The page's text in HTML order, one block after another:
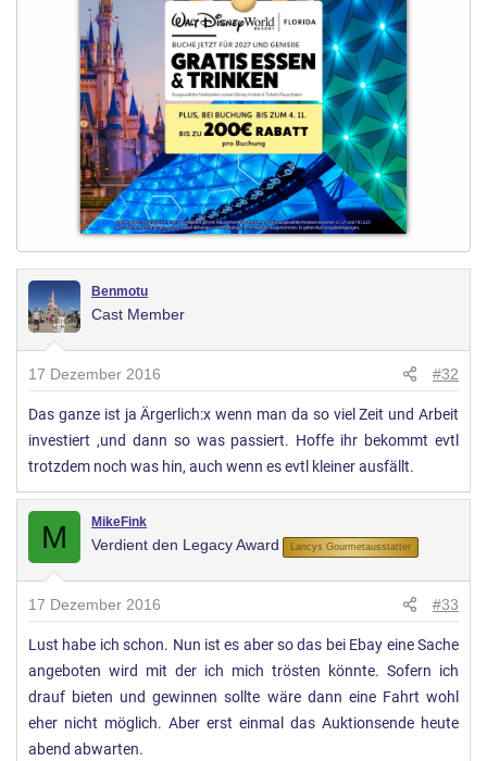
Benmotu
Cast Member
17 Dezember 2016 #32
Das ganze ist ja Ärgerlich:x wenn man da so viel Zeit und Arbeit
investiert ,und dann so was passiert. Hoffe ihr bekommt evtl
trotzdem noch was hin, auch wenn es evtl kleiner ausfällt.
M MikeFink
Verdient den Legacy Award Lancys Gourmetausstatter
17 Dezember 2016 #33
Lust habe ich schon. Nun ist es aber so das bei Ebay eine Sache
angeboten wird mit der ich mich trösten könnte. Sofern ich
drauf bieten und gewinnen sollte wäre dann eine Fahrt wohl
eher nicht möglich. Aber erst einmal das Auktionsende heute
abend abwarten.